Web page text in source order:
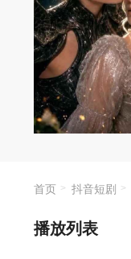
首页 抖音短剧
播放列表